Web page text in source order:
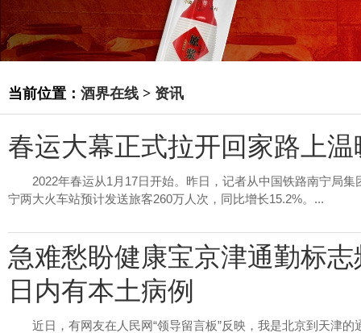
当前位置： 酒界在线 > 资讯
春运大幕正式拉开回家路上
2022年春运从1月17日开始。昨日，记者从中国铁路南宁局
宁两大火车站预计发送旅客260万人次，同比增长15.2%。...
急难愁盼健康宝京津通勤标
日内有本土病例
近日，有网友在人民网“领导留言板”反映，我是北京到天津